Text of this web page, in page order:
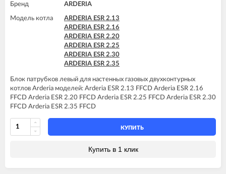
Бренд ARDERIA
Модель котла
ARDERIA ESR 2.13
ARDERIA ESR 2.16
ARDERIA ESR 2.20
ARDERIA ESR 2.25
ARDERIA ESR 2.30
ARDERIA ESR 2.35
Блок патрубков левый для настенных газовых двухконтурных
котлов Arderia моделей: Arderia ESR 2.13 FFCD Arderia ESR 2.16
FFCD Arderia ESR 2.20 FFCD Arderia ESR 2.25 FFCD Arderia ESR 2.30
FFCD Arderia ESR 2.35 FFCD
КУПИТЬ
Купить в 1 клик